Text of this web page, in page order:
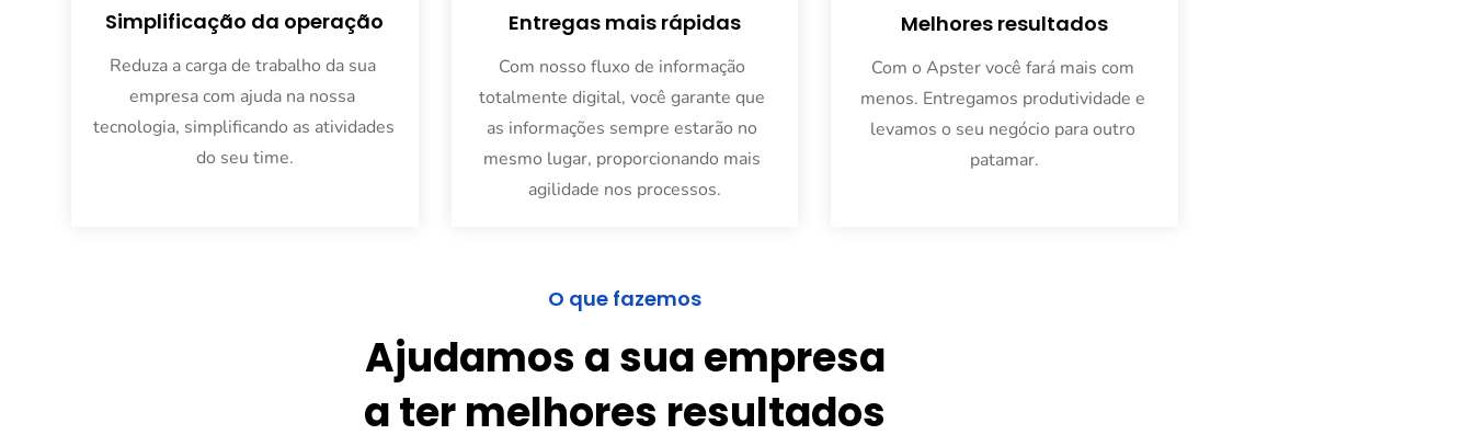
Simplificação da operação
Reduza a carga de trabalho da sua
empresa com ajuda na nossa
tecnologia, simplificando as atividades
do seu time.
Entregas mais rápidas
Com nosso fluxo de informação
totalmente digital, você garante que
as informações sempre estarão no
mesmo lugar, proporcionando mais
agilidade nos processos.
Melhores resultados
Com o Apster você fará mais com
menos. Entregamos produtividade e
levamos o seu negócio para outro
patamar.
O que fazemos
Ajudamos a sua empresa
a ter melhores resultados